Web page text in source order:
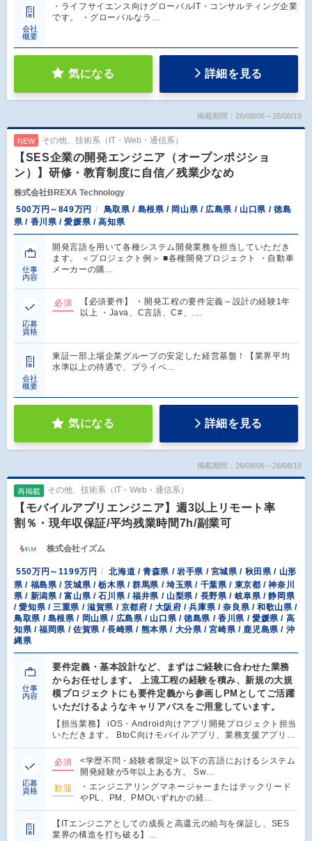
会社
概要
・ライフサイエンス向けグローバルIT・コンサルティング企業
です。 ・グローバルなラ…
気になる 詳細を見る
掲載期間：26/08/06～26/08/19
NEW その他、技術系（IT・Web・通信系）
【SES企業の開発エンジニア（オープンポジショ
ン）】研修・教育制度に自信／残業少なめ
株式会社BREXA Technology
500万円～849万円
鳥取県 / 島根県 / 岡山県 / 広島県 / 山口県 / 徳島
県 / 香川県 / 愛媛県 / 高知県
仕事
内容
開発言語を用いて各種システム開発業務を担当していただき
ます。 ＜プロジェクト例＞ ■各種開発プロジェクト ・自動車
メーカーの購…
応募
資格
必須
【必須要件】 ・開発工程の要件定義～設計の経験1年
以上 ・Java、C言語、C#、.…
会社
概要
東証一部上場企業グループの安定した経営基盤！【業界平均
水準以上の待遇で、プライベ…
気になる 詳細を見る
掲載期間：26/08/06～26/08/19
再掲載 その他、技術系（IT・Web・通信系）
【モバイルアプリエンジニア】週3以上リモート率
割％・現年収保証/平均残業時間7h/副業可
株式会社イズム
550万円～1199万円
北海道 / 青森県 / 岩手県 / 宮城県 / 秋田県 / 山形
県 / 福島県 / 茨城県 / 栃木県 / 群馬県 / 埼玉県 / 千葉県 / 東京都 / 神奈川
県 / 新潟県 / 富山県 / 石川県 / 福井県 / 山梨県 / 長野県 / 岐阜県 / 静岡県
/ 愛知県 / 三重県 / 滋賀県 / 京都府 / 大阪府 / 兵庫県 / 奈良県 / 和歌山県 /
鳥取県 / 島根県 / 岡山県 / 広島県 / 山口県 / 徳島県 / 香川県 / 愛媛県 / 高
知県 / 福岡県 / 佐賀県 / 長崎県 / 熊本県 / 大分県 / 宮崎県 / 鹿児島県 / 沖
縄県
仕事
内容
要件定義・基本設計など、まずはご経験に合わせた業務
からお任せします。 上流工程の経験を積み、新規の大規
模プロジェクトにも要件定義から参画しPMとしてご活躍
いただけるようなキャリアパスをご用意しています。
【担当業務】 iOS・Android向けアプリ開発プロジェクト担当
いただきます。 BtoC向けモバイルアプリ、業務支援アプリ…
応募
資格
必須
<学歴不問・経験者限定> 以下の言語におけるシステム
開発経験が5年以上ある方。 Sw…
歓迎
・エンジニアリングマネージャーまたはテックリード
やPL、PM、PMOいずれかの経…
【ITエンジニアとしての成長と高還元の給与を保証し、SES
業界の構造を打ち破る】…